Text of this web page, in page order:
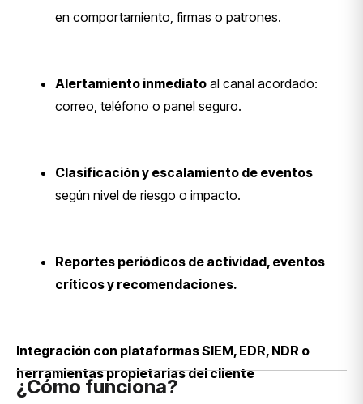
en comportamiento, firmas o patrones.
Alertamiento inmediato al canal acordado:
correo, teléfono o panel seguro.
Clasificación y escalamiento de eventos
según nivel de riesgo o impacto.
Reportes periódicos de actividad, eventos
críticos y recomendaciones.
Integración con plataformas SIEM, EDR, NDR o
herramientas propietarias del cliente
¿Cómo funciona?